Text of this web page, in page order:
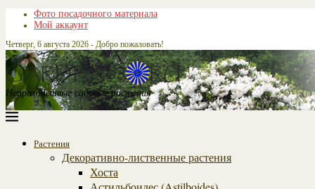
Фото посадочного материала
Мой аккаунт
Четверг, 6 августа 2026 - Добро пожаловать!
Неприхотливые садовые растения
Растения
Декоративно-лиственные растения
Хоста